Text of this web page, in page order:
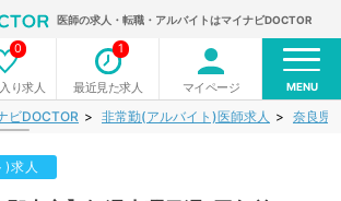
医師の求人・転職・アルバイトはマイナビDOCTOR
り求人
0
最近見た求人
1
マイページ MENU
ビDOCTOR 非常勤(アルバイト)医師求人 奈良県
)求人